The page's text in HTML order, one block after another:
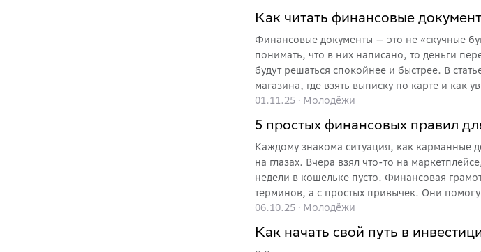
Как читать финансовые
Финансовые документы — это не «скучные
понимать, что в них написано, то деньги
будут решаться спокойнее и быстрее. В
магазина, где взять выписку по карте и как
учёбы, подработки или поездок — и как всё
01.11.25 · Молодёжи
5 простых финансовых правил
Каждому знакома ситуация, как карманные
на глазах. Вчера взял что-то на
недели в кошельке пусто. Финансовая грамотность начинается не с толстых книг и сложных
терминов, а с простых привычек. Они
своими деньгами. Какие правила соблюдать
06.10.25 · Молодёжи
Как начать свой путь в